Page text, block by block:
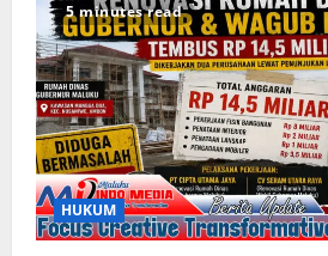
5 minutes read
HUKUM